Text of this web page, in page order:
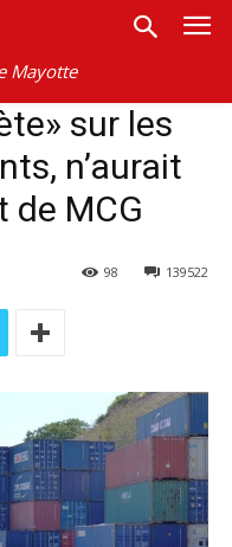
Mayotte
sur les
n’aurait
de MCG
139522
98